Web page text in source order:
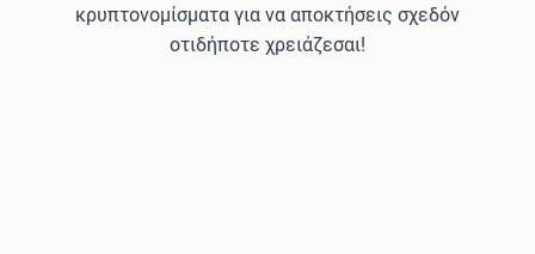
κρυπτονομίσματα για να αποκτήσεις σχεδόν
οτιδήποτε χρειάζεσαι!